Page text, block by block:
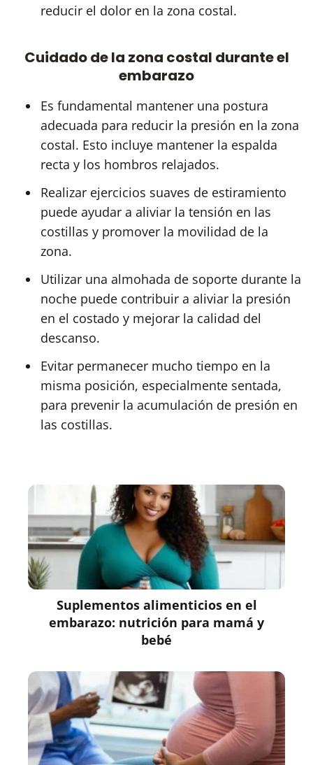
reducir el dolor en la zona costal.
Cuidado de la zona costal durante el
embarazo
Es fundamental mantener una postura
adecuada para reducir la presión en la zona
costal. Esto incluye mantener la espalda
recta y los hombros relajados.
Realizar ejercicios suaves de estiramiento
puede ayudar a aliviar la tensión en las
costillas y promover la movilidad de la
zona.
Utilizar una almohada de soporte durante la
noche puede contribuir a aliviar la presión
en el costado y mejorar la calidad del
descanso.
Evitar permanecer mucho tiempo en la
misma posición, especialmente sentada,
para prevenir la acumulación de presión en
las costillas.
Suplementos alimenticios en el
embarazo: nutrición para mamá y
bebé